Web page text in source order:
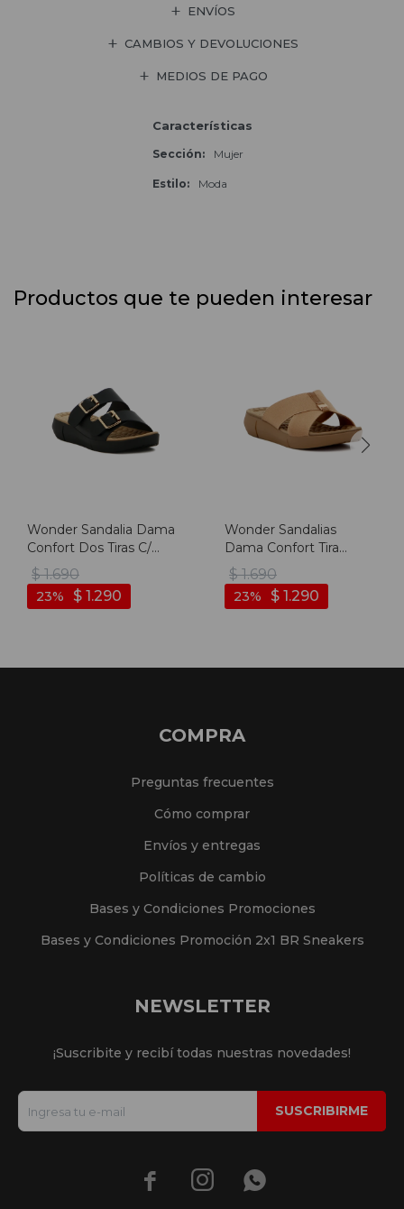
ENVÍOS
CAMBIOS Y DEVOLUCIONES
MEDIOS DE PAGO
Características
Sección Mujer
Estilo Moda
Productos que te pueden interesar
Wonder Sandalia Dama
Confort Dos Tiras C/
Hebilla - Negro
$ 1.690
$ 1.290
23
Wonder Sandalias
Dama Confort Tira
Cruzada C/ Aplique -
Camel
$ 1.690
$ 1.290
23
COMPRA
Preguntas frecuentes
Cómo comprar
Envíos y entregas
Políticas de cambio
Bases y Condiciones Promociones
Bases y Condiciones Promoción 2x1 BR Sneakers
NEWSLETTER
¡Suscribite y recibí todas nuestras novedades!
SUSCRIBIRME
  